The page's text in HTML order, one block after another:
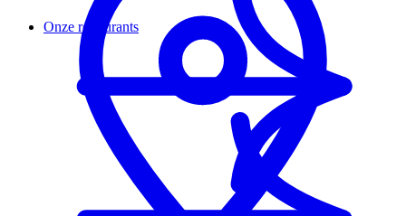
Onze restaurants